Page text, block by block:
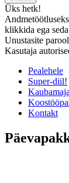
Üks hetk!
klikkida ega
Unustasite
Kasutaja
Pealehele
Super-diil!
Kaubamaja
Kontakt